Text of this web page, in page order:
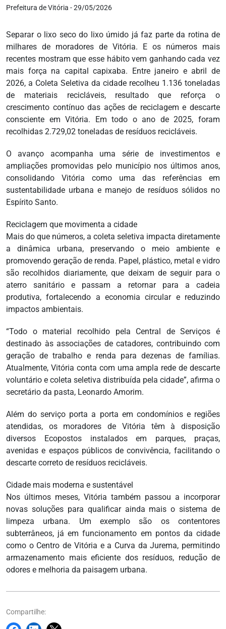
Prefeitura de Vitória - 29/05/2026
Separar o lixo seco do lixo úmido já faz parte da rotina de
milhares de moradores de Vitória. E os números mais
recentes mostram que esse hábito vem ganhando cada vez
mais força na capital capixaba. Entre janeiro e abril de
2026, a Coleta Seletiva da cidade recolheu 1.136 toneladas
de materiais recicláveis, resultado que reforça o
crescimento contínuo das ações de reciclagem e descarte
consciente em Vitória. Em todo o ano de 2025, foram
recolhidas 2.729,02 toneladas de resíduos recicláveis.
O avanço acompanha uma série de investimentos e
ampliações promovidas pelo município nos últimos anos,
consolidando Vitória como uma das referências em
sustentabilidade urbana e manejo de resíduos sólidos no
Espírito Santo.
Reciclagem que movimenta a cidade
Mais do que números, a coleta seletiva impacta diretamente
a dinâmica urbana, preservando o meio ambiente e
promovendo geração de renda. Papel, plástico, metal e vidro
são recolhidos diariamente, que deixam de seguir para o
aterro sanitário e passam a retornar para a cadeia
produtiva, fortalecendo a economia circular e reduzindo
impactos ambientais.
“Todo o material recolhido pela Central de Serviços é
destinado às associações de catadores, contribuindo com
geração de trabalho e renda para dezenas de famílias.
Atualmente, Vitória conta com uma ampla rede de descarte
voluntário e coleta seletiva distribuída pela cidade”, afirma o
secretário da pasta, Leonardo Amorim.
Além do serviço porta a porta em condomínios e regiões
atendidas, os moradores de Vitória têm à disposição
diversos Ecopostos instalados em parques, praças,
avenidas e espaços públicos de convivência, facilitando o
descarte correto de resíduos recicláveis.
Cidade mais moderna e sustentável
Nos últimos meses, Vitória também passou a incorporar
novas soluções para qualificar ainda mais o sistema de
limpeza urbana. Um exemplo são os contentores
subterrâneos, já em funcionamento em pontos da cidade
como o Centro de Vitória e a Curva da Jurema, permitindo
armazenamento mais eficiente dos resíduos, redução de
odores e melhoria da paisagem urbana.
Compartilhe: